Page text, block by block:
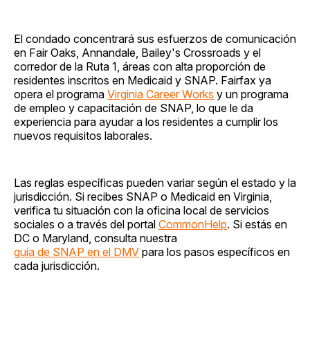
El condado concentrará sus esfuerzos de comunicación
en Fair Oaks, Annandale, Bailey's Crossroads y el
corredor de la Ruta 1, áreas con alta proporción de
residentes inscritos en Medicaid y SNAP. Fairfax ya
opera el programa Virginia Career Works y un programa
de empleo y capacitación de SNAP, lo que le da
experiencia para ayudar a los residentes a cumplir los
nuevos requisitos laborales.
Las reglas específicas pueden variar según el estado y la
jurisdicción. Si recibes SNAP o Medicaid en Virginia,
verifica tu situación con la oficina local de servicios
sociales o a través del portal CommonHelp. Si estás en
DC o Maryland, consulta nuestra
guía de SNAP en el DMV para los pasos específicos en
cada jurisdicción.